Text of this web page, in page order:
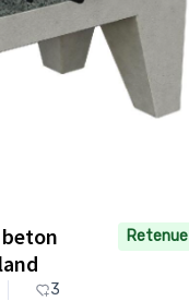
Retenue
3